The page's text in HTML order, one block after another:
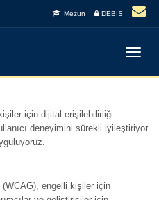
Mezun DEBİS
için dijital erişilebilirliği
deneyimini sürekli iyileştiriyor
(WCAG), engelli kişiler için